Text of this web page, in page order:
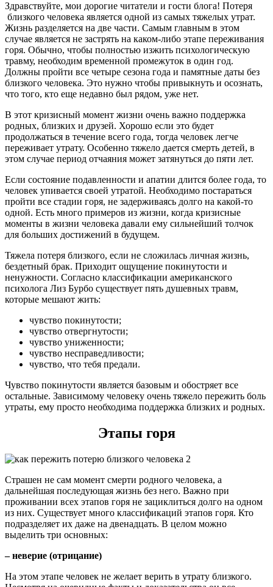
Здравствуйте, мои дорогие читатели и гости блога! Потеря
близкого человека является одной из самых тяжелых утрат.
Жизнь разделяется на две части. Самым главным в этом
случае является не застрять на каком-либо этапе переживания
горя. Обычно, чтобы полностью изжить психологическую
травму, необходим временной промежуток в один год.
Должны пройти все четыре сезона года и памятные даты без
близкого человека. Это нужно чтобы привыкнуть и осознать,
что того, кто еще недавно был рядом, уже нет.
В этот кризисный момент жизни очень важно поддержка
родных, близких и друзей. Хорошо если это будет
продолжаться в течение всего года, тогда человек легче
переживает утрату. Особенно тяжело дается смерть детей, в
этом случае период отчаяния может затянуться до пяти лет.
Если состояние подавленности и апатии длится более года, то
человек упивается своей утратой. Необходимо постараться
пройти все стадии горя, не задерживаясь долго на какой-то
одной. Есть много примеров из жизни, когда кризисные
моменты в жизни человека давали ему сильнейший толчок
для больших достижений в будущем.
Тяжела потеря близкого, если не сложилась личная жизнь,
бездетный брак. Приходит ощущение покинутости и
ненужности. Согласно классификации американского
психолога Лиз Бурбо существует пять душевных травм,
которые мешают жить:
чувство покинутости;
чувство отвергнутости;
чувство униженности;
чувство несправедливости;
чувство, что тебя предали.
Чувство покинутости является базовым и обостряет все
остальные. Зависимому человеку очень тяжело пережить боль
утраты, ему просто необходима поддержка близких и родных.
Этапы горя
Страшен не сам момент смерти родного человека, а
дальнейшая последующая жизнь без него. Важно при
проживании всех этапов горя не зациклиться долго на одном
из них. Существует много классификаций этапов горя. Кто
подразделяет их даже на двенадцать. В целом можно
выделить три основных:
– неверие (отрицание)
На этом этапе человек не желает верить в утрату близкого.